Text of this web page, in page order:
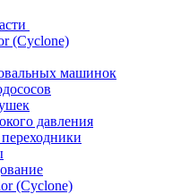
(Cyclone)
машинок
давления
(Cyclone)